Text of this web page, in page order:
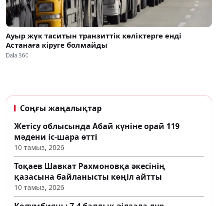
Ауыр жүк таситын транзиттік көліктерге енді
Астанаға кіруге болмайды
Dala 360
Соңғы жаңалықтар
Жетісу облысында Абай күніне орай 119
мәдени іс-шара өтті
10 тамыз, 2026
Тоқаев Шавкат Рахмоновқа әкесінің
қазасына байланысты көңіл айтты
10 тамыз, 2026